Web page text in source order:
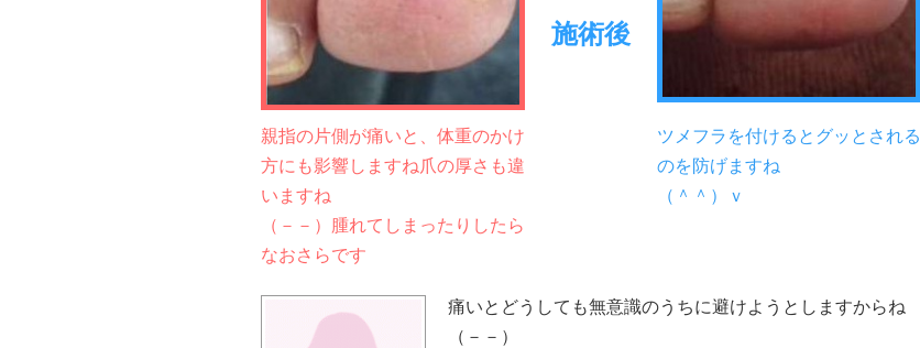
施術後
親指の片側が痛いと、体重のかけ
方にも影響しますね爪の厚さも違
いますね
（－－）腫れてしまったりしたら
なおさらです
ツメフラを付けるとグッとされる
のを防げますね
（＾＾）ｖ
痛いとどうしても無意識のうちに避けようとしますからね
（－－）